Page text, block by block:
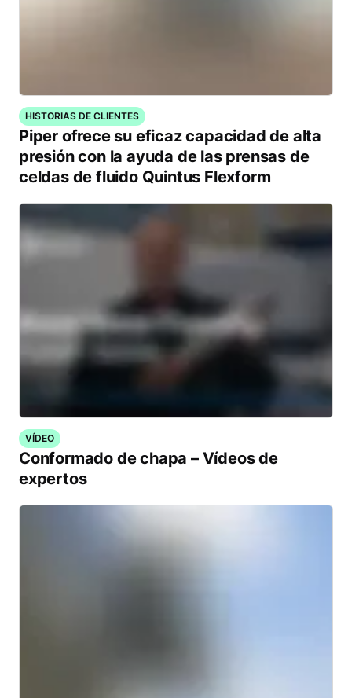
HISTORIAS DE CLIENTES
Piper ofrece su eficaz capacidad de alta
presión con la ayuda de las prensas de
celdas de fluido Quintus Flexform
VÍDEO
Conformado de chapa – Vídeos de
expertos